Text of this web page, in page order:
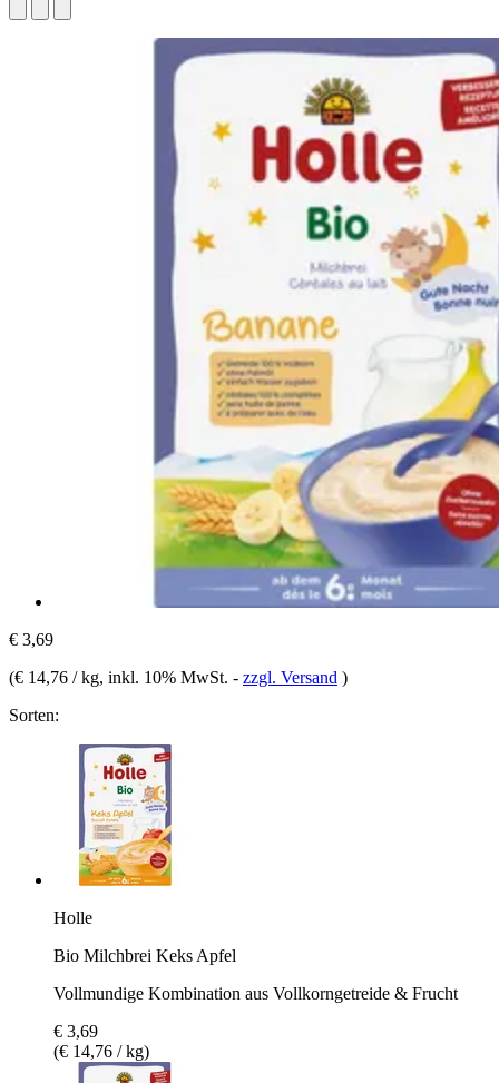
€ 3,69
(€ 14,76 / kg, inkl. 10% MwSt. - zzgl. Versand )
Sorten:
Holle
Bio Milchbrei Keks Apfel
Vollmundige Kombination aus Vollkorngetreide & Frucht
€ 3,69
(€ 14,76 / kg)